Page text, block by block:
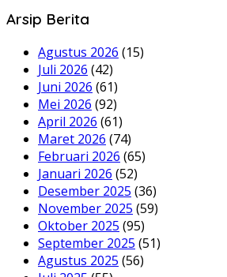
Arsip Berita
Agustus 2026 (15)
Juli 2026 (42)
Juni 2026 (61)
Mei 2026 (92)
April 2026 (61)
Maret 2026 (74)
Februari 2026 (65)
Januari 2026 (52)
Desember 2025 (36)
November 2025 (59)
Oktober 2025 (95)
September 2025 (51)
Agustus 2025 (56)